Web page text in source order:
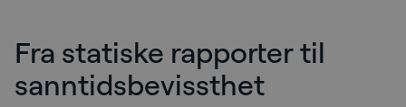
Fra statiske rapporter til
sanntidsbevissthet